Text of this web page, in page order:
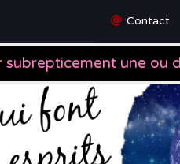
Contact